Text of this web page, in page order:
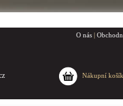
O nás |
Nákupní